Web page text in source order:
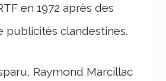
en 1972 après des
publicités clandestines.
Raymond Marcillac